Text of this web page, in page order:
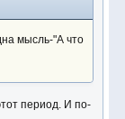
мысль-"А что
период. И по-